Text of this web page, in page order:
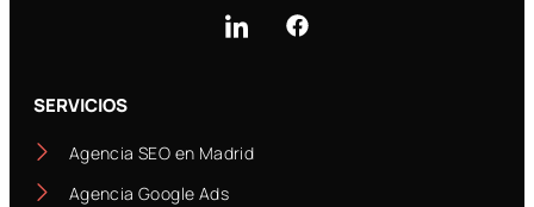
SERVICIOS
Agencia SEO en Madrid
Agencia Google Ads